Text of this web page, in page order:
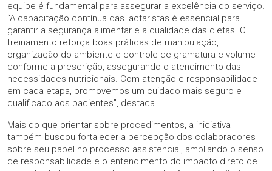
equipe é fundamental para assegurar a excelência do serviço.
“A capacitação contínua das lactaristas é essencial para
garantir a segurança alimentar e a qualidade das dietas. O
treinamento reforça boas práticas de manipulação,
organização do ambiente e controle de gramatura e volume
conforme a prescrição, assegurando o atendimento das
necessidades nutricionais. Com atenção e responsabilidade
em cada etapa, promovemos um cuidado mais seguro e
qualificado aos pacientes”, destaca.
Mais do que orientar sobre procedimentos, a iniciativa
também buscou fortalecer a percepção dos colaboradores
sobre seu papel no processo assistencial, ampliando o senso
de responsabilidade e o entendimento do impacto direto de